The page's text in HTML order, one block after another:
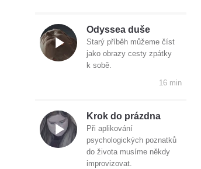
Odyssea duše
Starý příběh můžeme číst
jako obrazy cesty zpátky
k sobě.
16 min
Krok do prázdna
Při aplikování
psychologických poznatků
do života musíme někdy
improvizovat.